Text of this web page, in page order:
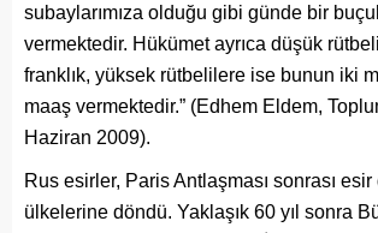
subaylarımıza olduğu gibi günde bir
vermektedir. Hükümet ayrıca düşük
franklık, yüksek rütbelilere ise bunun iki
maaş vermektedir.” (Edhem Eldem,
Haziran 2009).
Rus esirler, Paris Antlaşması sonrası
ülkelerine döndü. Yaklaşık 60 yıl sonra